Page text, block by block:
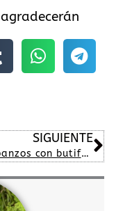
SIGUIENTE
Garbanzos con butifarra